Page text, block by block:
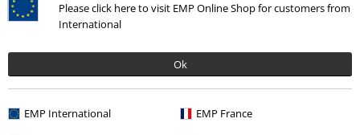
Please click here to visit EMP Online Shop for customers from
International
Ok
EMP International EMP France